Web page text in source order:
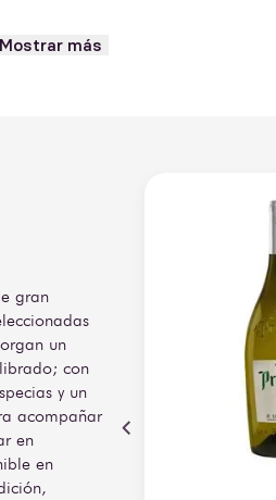
que no finge su potencia y
Mostrar más
gran
un
con
y un
acompañar
en
en